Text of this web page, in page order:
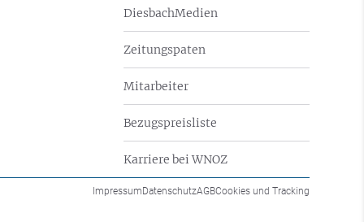
DiesbachMedien
Zeitungspaten
Mitarbeiter
Bezugspreisliste
Karriere bei WNOZ
ImpressumDatenschutzAGBCookies und Tracking